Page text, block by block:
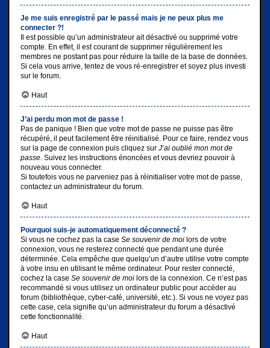
Je me suis enregistré par le passé mais je ne peux plus me
connecter ?!
Il est possible qu’un administrateur ait désactivé ou supprimé votre
compte. En effet, il est courant de supprimer régulièrement les
membres ne postant pas pour réduire la taille de la base de données.
Si cela vous arrive, tentez de vous ré-enregistrer et soyez plus investi
sur le forum.
Haut
J’ai perdu mon mot de passe !
Pas de panique ! Bien que votre mot de passe ne puisse pas être
récupéré, il peut facilement être réinitialisé. Pour ce faire, rendez vous
sur la page de connexion puis cliquez sur J’ai oublié mon mot de
passe. Suivez les instructions énoncées et vous devriez pouvoir à
nouveau vous connecter.
Si toutefois vous ne parveniez pas à réinitialiser votre mot de passe,
contactez un administrateur du forum.
Haut
Pourquoi suis-je automatiquement déconnecté ?
Si vous ne cochez pas la case Se souvenir de moi lors de votre
connexion, vous ne resterez connecté que pendant une durée
déterminée. Cela empêche que quelqu’un d’autre utilise votre compte
à votre insu en utilisant le même ordinateur. Pour rester connecté,
cochez la case Se souvenir de moi lors de la connexion. Ce n’est pas
recommandé si vous utilisez un ordinateur public pour accéder au
forum (bibliothèque, cyber-café, université, etc.). Si vous ne voyez pas
cette case, cela signifie qu’un administrateur du forum a désactivé
cette fonctionnalité.
Haut